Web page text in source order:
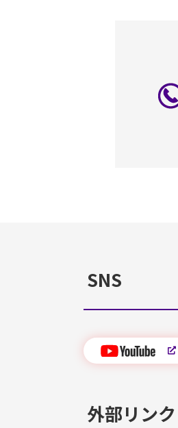
SNS
外部リンク